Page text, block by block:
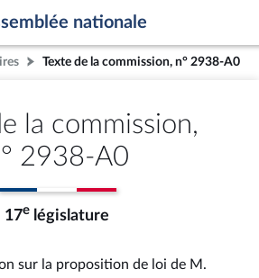
nationale
Texte de la commission, n° 2938-A0
la commission,
2938-A0
17e législature
sur la proposition de loi de M.